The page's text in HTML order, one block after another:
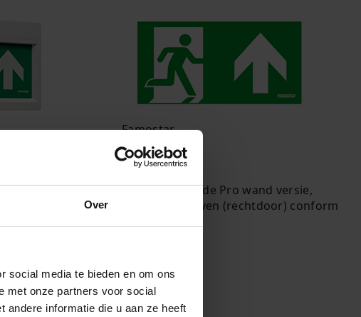
Over
social media te bieden en om ons
met onze partners voor social
andere informatie die u aan ze heeft
compact design,
en wordt
Famostar
Pictogram
Geschikt voor de Pro wand versie,
pijlrichting boven (rechtdoor) conform